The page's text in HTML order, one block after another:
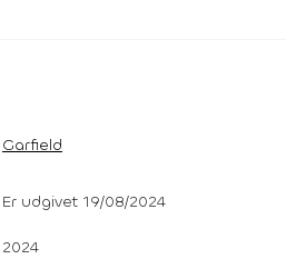
Garfield
Er udgivet 19/08/2024
2024